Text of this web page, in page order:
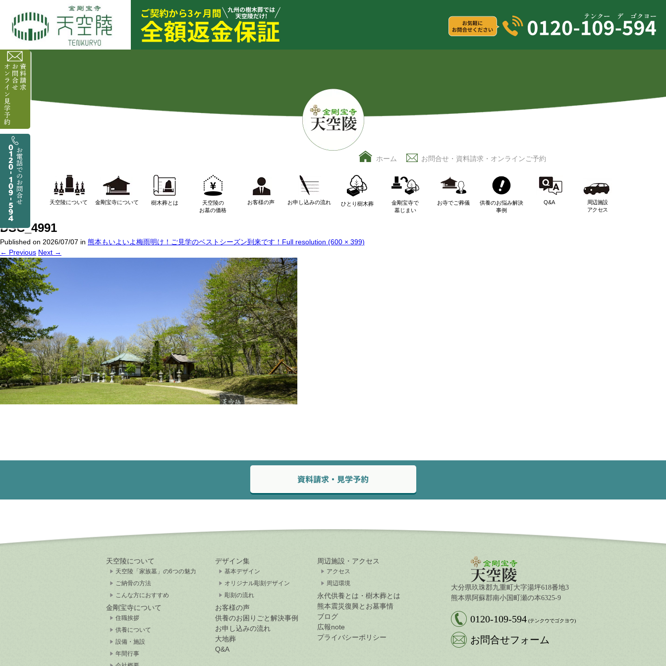
ホーム お問合せ・資料請求・オンラインご予約
天空陵について 金剛宝寺について 樹木葬とは
天空陵の
お墓の価格
お客様の声 お申し込みの流れ ひとり樹木葬
金剛宝寺で
墓じまい
お寺でご葬儀
供養のお悩み解決
事例
Q&A
周辺施設
アクセス
DSC_4991
Published on 2026/07/07 in 熊本もいよいよ梅雨明け！ご見学のベストシーズン到来です！ Full resolution (600 × 399)
← Previous Next →
天空陵について
天空陵「家族墓」の6つの魅力
ご納骨の方法
こんな方におすすめ
金剛宝寺について
住職挨拶
供養について
設備・施設
年間行事
デザイン集
基本デザイン
オリジナル彫刻デザイン
彫刻の流れ
お客様の声
供養のお困りごと解決事例
お申し込みの流れ
大地葬
Q&A
周辺施設・アクセス
アクセス
周辺環境
永代供養とは・樹木葬とは
熊本震災復興とお墓事情
ブログ
広報note
プライバシーポリシー
大分県玖珠郡九重町大字湯坪618番地3
熊本県阿蘇郡南小国町瀬の本6325-9
0120-109-594 (テンクウでゴクヨウ)
お問合せフォーム